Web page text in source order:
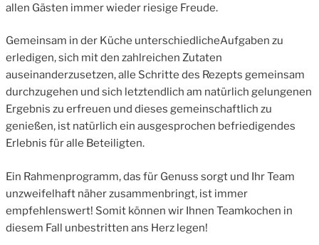
allen Gästen immer wieder riesige Freude.
Gemeinsam in der Küche unterschiedlicheAufgaben zu
erledigen, sich mit den zahlreichen Zutaten
auseinanderzusetzen, alle Schritte des Rezepts gemeinsam
durchzugehen und sich letztendlich am natürlich gelungenen
Ergebnis zu erfreuen und dieses gemeinschaftlich zu
genießen, ist natürlich ein ausgesprochen befriedigendes
Erlebnis für alle Beteiligten.
Ein Rahmenprogramm, das für Genuss sorgt und Ihr Team
unzweifelhaft näher zusammenbringt, ist immer
empfehlenswert! Somit können wir Ihnen Teamkochen in
diesem Fall unbestritten ans Herz legen!